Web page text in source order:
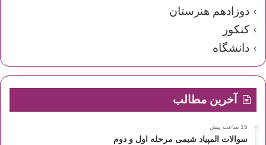
دوزادهم هنرستان
کنکور
دانشگاه
آخرین مطالب
15 ساعت پیش
سوالات المپیاد شیمی مرحله اول و دوم